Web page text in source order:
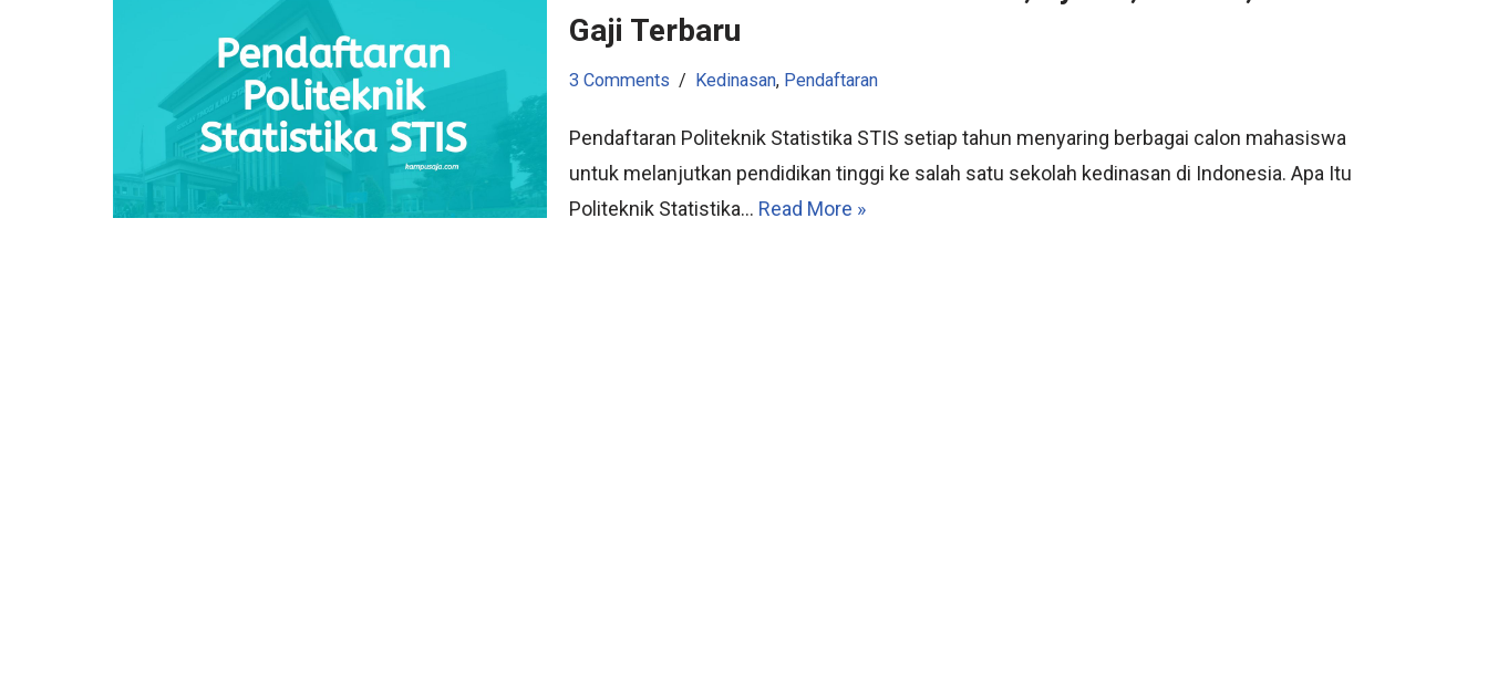
Gaji Terbaru
3 Comments Kedinasan, Pendaftaran
Pendaftaran Politeknik Statistika STIS setiap tahun menyaring berbagai calon mahasiswa
untuk melanjutkan pendidikan tinggi ke salah satu sekolah kedinasan di Indonesia. Apa Itu
Politeknik Statistika… Read More »